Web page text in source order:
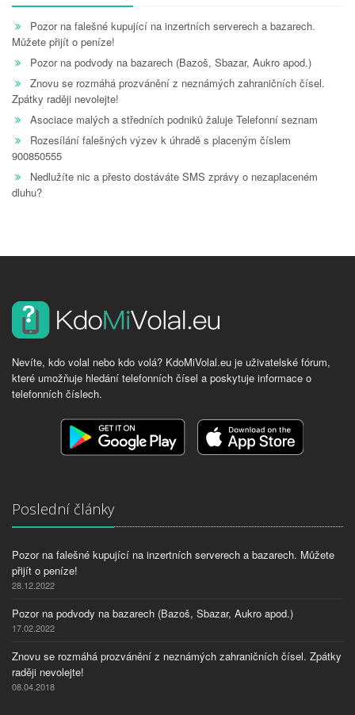
Pozor na falešné kupující na inzertních serverech a bazarech.
Můžete přijít o peníze!
Pozor na podvody na bazarech (Bazoš, Sbazar, Aukro apod.)
Znovu se rozmáhá prozvánění z neznámých zahraničních čísel.
Zpátky raději nevolejte!
Asociace malých a středních podniků žaluje Telefonní seznam
Rozesílání falešných výzev k úhradě s placeným číslem
900850555
Nedlužíte nic a přesto dostáváte SMS zprávy o nezaplaceném
dluhu?
Nevíte, kdo volal nebo kdo volá? KdoMiVolal.eu je uživatelské fórum,
které umožňuje hledání telefonních čísel a poskytuje informace o
telefonních číslech.
Poslední články
Pozor na falešné kupující na inzertních serverech a bazarech. Můžete
přijít o peníze!
28.12.2022
Pozor na podvody na bazarech (Bazoš, Sbazar, Aukro apod.)
17.02.2022
Znovu se rozmáhá prozvánění z neznámých zahraničních čísel. Zpátky
raději nevolejte!
08.04.2018